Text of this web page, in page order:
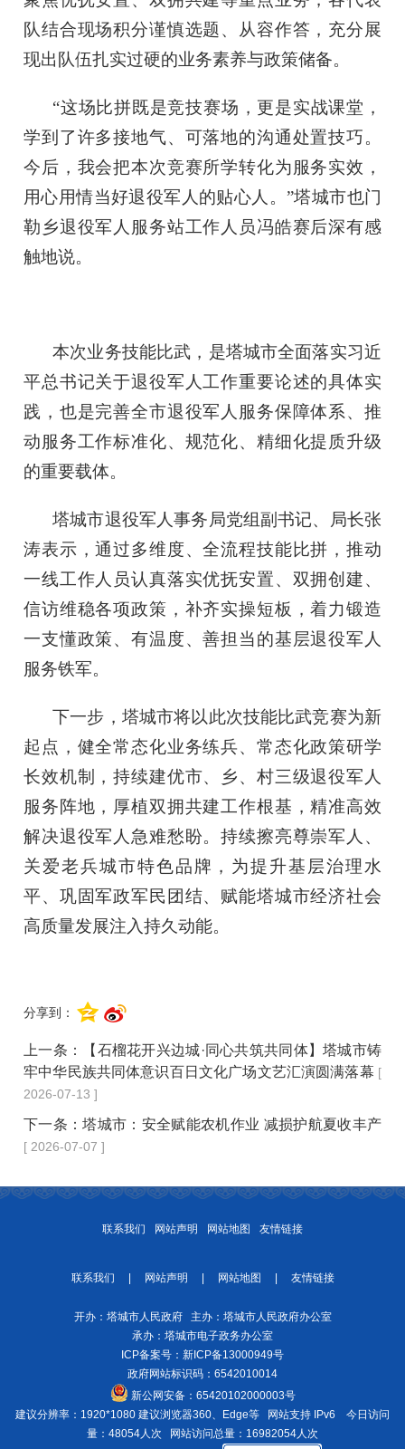
队结合现场积分谨慎选题、从容作答，充分展
现出队伍扎实过硬的业务素养与政策储备。
“这场比拼既是竞技赛场，更是实战课堂，
学到了许多接地气、可落地的沟通处置技巧。
今后，我会把本次竞赛所学转化为服务实效，
用心用情当好退役军人的贴心人。”塔城市也门
勒乡退役军人服务站工作人员冯皓赛后深有感
触地说。
本次业务技能比武，是塔城市全面落实习近
平总书记关于退役军人工作重要论述的具体实
践，也是完善全市退役军人服务保障体系、推
动服务工作标准化、规范化、精细化提质升级
的重要载体。
塔城市退役军人事务局党组副书记、局长张
涛表示，通过多维度、全流程技能比拼，推动
一线工作人员认真落实优抚安置、双拥创建、
信访维稳各项政策，补齐实操短板，着力锻造
一支懂政策、有温度、善担当的基层退役军人
服务铁军。
下一步，塔城市将以此次技能比武竞赛为新
起点，健全常态化业务练兵、常态化政策研学
长效机制，持续建优市、乡、村三级退役军人
服务阵地，厚植双拥共建工作根基，精准高效
解决退役军人急难愁盼。持续擦亮尊崇军人、
关爱老兵城市特色品牌，为提升基层治理水
平、巩固军政军民团结、赋能塔城市经济社会
高质量发展注入持久动能。
分享到：
上一条：
【石榴花开兴边城·同心共筑共同体】塔城市铸
牢中华民族共同体意识百日文化广场文艺汇演圆满落幕 [
2026-07-13 ]
下一条：塔城市：安全赋能农机作业 减损护航夏收丰产
[ 2026-07-07 ]
联系我们 网站声明 网站地图 友情链接
联系我们 | 网站声明 | 网站地图 | 友情链接
开办：塔城市人民政府 主办：塔城市人民政府办公室
承办：塔城市电子政务办公室
ICP备案号： 新ICP备13000949号
政府网站标识码：6542010014
新公网安备： 65420102000003号
建议分辨率：1920*1080 建议浏览器360、Edge等 网站支持 IPv6
今日访问
量：48054人次
网站访问总量：16982054人次